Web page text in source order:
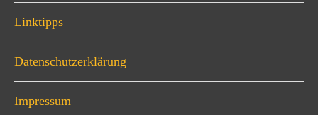
Linktipps
Datenschutzerklärung
Impressum